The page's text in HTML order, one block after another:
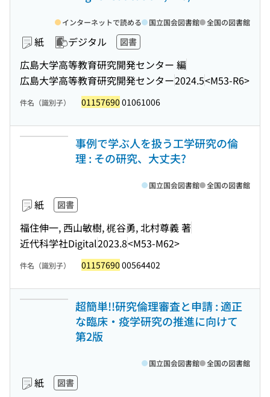
紙 デジタル 図書
広島大学高等教育研究開発センター 編
広島大学高等教育研究開発センター2024.5<M53-R6>
インターネットで読める 国立国会図書館 全国の図書館
件名（識別子） 01157690 01061006
事例で学ぶ人を扱う工学研究の倫
理 : その研究、大丈夫?
紙 図書
福住伸一, 西山敏樹, 梶谷勇, 北村尊義 著
近代科学社Digital2023.8<M53-M62>
国立国会図書館 全国の図書館
件名（識別子） 01157690 00564402
超簡単!!研究倫理審査と申請 : 適正
な臨床・疫学研究の推進に向けて
第2版
紙 図書
国立国会図書館 全国の図書館